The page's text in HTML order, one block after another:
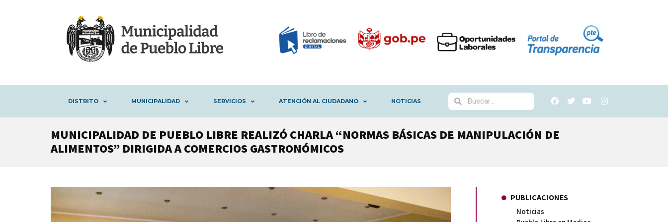
DISTRITO MUNICIPALIDAD SERVICIOS ATENCIÓN AL CIUDADANO NOTICIAS
MUNICIPALIDAD DE PUEBLO LIBRE REALIZÓ CHARLA “NORMAS BÁSICAS DE MANIPULACIÓN DE
ALIMENTOS” DIRIGIDA A COMERCIOS GASTRONÓMICOS
PUBLICACIONES
Noticias